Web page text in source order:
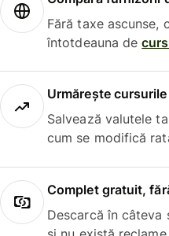
Fără taxe ascunse,
întotdeauna de
Urmărește
Salvează valutele
cum se modifică
Complet gratuit,
Descarcă în câteva